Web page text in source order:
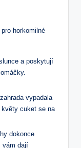
horkomilné
a poskytují
vypadala
cuket se na
dokonce
vám dají